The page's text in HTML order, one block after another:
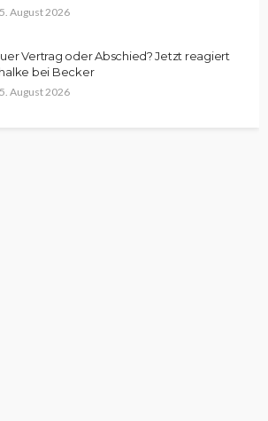
5. August 2026
Vertrag oder Abschied? Jetzt reagiert
bei Becker
5. August 2026